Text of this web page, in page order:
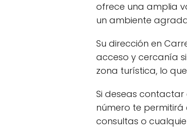
ofrece una amplia
un ambiente
Su dirección en
acceso y cercanía
zona turística, lo
Si deseas contactar
número te
consultas o